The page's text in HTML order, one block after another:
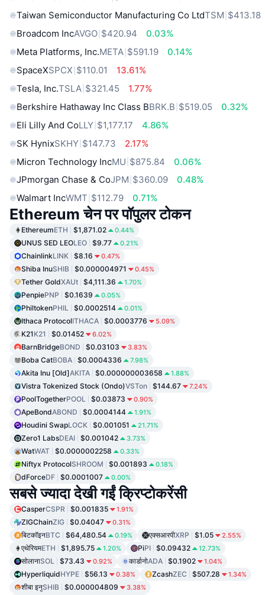
Taiwan Semiconductor Manufacturing Co LtdTSM $413.18
Broadcom IncAVGO $420.94
0.03%
Meta Platforms, Inc.META $591.19
0.14%
SpaceXSPCX $110.01
13.61%
Tesla, Inc.TSLA $321.45
1.77%
Berkshire Hathaway Inc Class BBRK.B $519.05
0.32%
Eli Lilly And CoLLY $1,177.17
4.86%
SK HynixSKHY $147.73
2.17%
Micron Technology IncMU $875.84
0.06%
JPmorgan Chase & CoJPM $360.09
0.48%
Walmart IncWMT $112.79 0.71%
Ethereum चेन पर पॉपुलर टोकन
EthereumETH $1,871.02 0.44%
UNUS SED LEOLEO $9.77 0.21%
ChainlinkLINK $8.16 0.47%
Shiba InuSHIB $0.000004971 0.45%
Tether GoldXAUt $4,111.36 1.70%
PenpiePNP $0.1639 0.05%
PhiltokenPHIL $0.0002514 0.01%
Ithaca ProtocolITHACA $0.0003776 5.09%
K21K21 $0.01452 6.02%
BarnBridgeBOND $0.03103 3.83%
Boba CatBOBA $0.0004336 7.98%
Akita Inu [Old]AKITA $0.000000003658 1.88%
Vistra Tokenized Stock (Ondo)VSTon $144.67 7.24%
PoolTogetherPOOL $0.03873 0.90%
ApeBondABOND $0.0004144 1.91%
Houdini SwapLOCK $0.001051 21.71%
Zero1 LabsDEAI $0.001042 3.73%
WatWAT $0.0000002258 0.33%
Niftyx ProtocolSHROOM $0.001893 0.18%
dForceDF $0.0001007 0.00%
सबसे ज्यादा देखी गईं क्रिप्टोकरेंसी
CasperCSPR $0.001835 1.91%
ZIGChainZIG $0.04047 0.31%
बिटकॉइनBTC $64,480.54 0.19% एक्सआरपीXRP $1.05 2.55%
एथेरियमETH $1,895.75 1.20% PiPI $0.09432 12.73%
सोलानाSOL $73.43 0.92% कार्डानोADA $0.1902 1.04%
HyperliquidHYPE $56.13 0.38% ZcashZEC $507.28 1.34%
शीबा इनुSHIB $0.000004809 3.38%